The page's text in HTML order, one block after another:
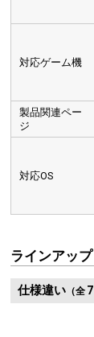
対応ゲーム機
製品関連ペー
ジ
対応OS
ラインアップ
仕様違い（全 7